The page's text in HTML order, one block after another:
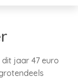
jaar 47 euro